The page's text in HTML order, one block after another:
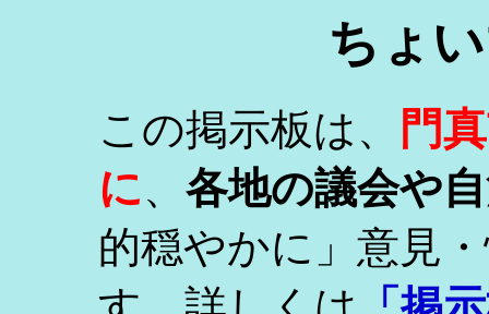
ちょ
この掲示板は、
門
に、 各地の議会や
的穏やかに」意見